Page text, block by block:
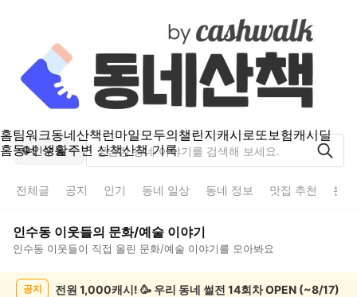
홈팀워크동네산책런마일모두의챌린지캐시로또보험캐시딜
홈동네 생활주변 산책산책 기록
인수동
전체글 공지 인기 동네 일상 동네 정보 맛집 추천 분
인수동 이웃들의 문화/예술 이야기
인수동 이웃들이 직접 올린 문화/예술 이야기를 모아봐요
공지 전원 1,000캐시! 🥳 우리 동네 썰전 14회차 OPEN (~8/17)